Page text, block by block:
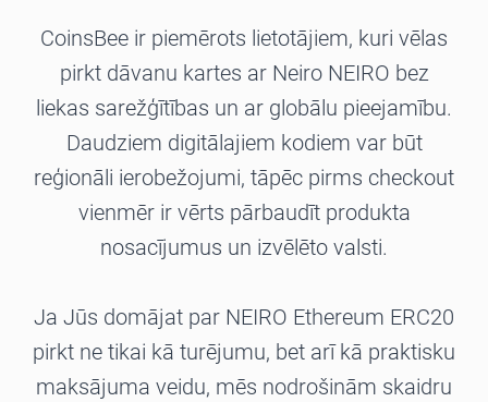
CoinsBee ir piemērots lietotājiem, kuri vēlas
pirkt dāvanu kartes ar Neiro NEIRO bez
liekas sarežģītības un ar globālu pieejamību.
Daudziem digitālajiem kodiem var būt
reģionāli ierobežojumi, tāpēc pirms checkout
vienmēr ir vērts pārbaudīt produkta
nosacījumus un izvēlēto valsti.
Ja Jūs domājat par NEIRO Ethereum ERC20
pirkt ne tikai kā turējumu, bet arī kā praktisku
maksājuma veidu, mēs nodrošinām skaidru